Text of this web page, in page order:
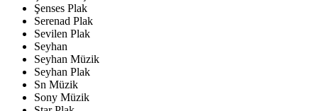
Şenses Plak
Serenad Plak
Sevilen Plak
Seyhan
Seyhan Müzik
Seyhan Plak
Sn Müzik
Sony Müzik